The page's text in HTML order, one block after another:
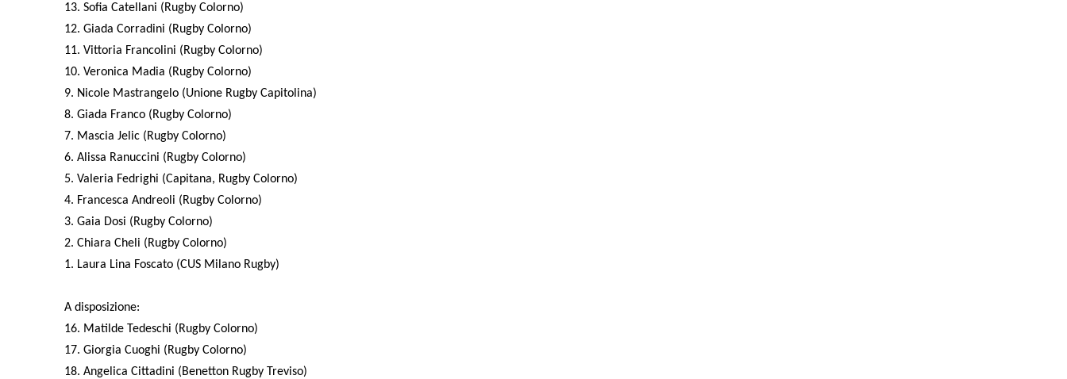
13. Sofia Catellani (Rugby Colorno)
12. Giada Corradini (Rugby Colorno)
11. Vittoria Francolini (Rugby Colorno)
10. Veronica Madia (Rugby Colorno)
9. Nicole Mastrangelo (Unione Rugby Capitolina)
8. Giada Franco (Rugby Colorno)
7. Mascia Jelic (Rugby Colorno)
6. Alissa Ranuccini (Rugby Colorno)
5. Valeria Fedrighi (Capitana, Rugby Colorno)
4. Francesca Andreoli (Rugby Colorno)
3. Gaia Dosi (Rugby Colorno)
2. Chiara Cheli (Rugby Colorno)
1. Laura Lina Foscato (CUS Milano Rugby)
A disposizione:
16. Matilde Tedeschi (Rugby Colorno)
17. Giorgia Cuoghi (Rugby Colorno)
18. Angelica Cittadini (Benetton Rugby Treviso)